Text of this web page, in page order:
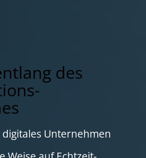
des
digitales Unternehmen